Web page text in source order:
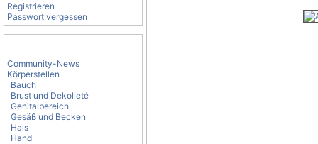
Registrieren
Passwort vergessen
Community-News
Körperstellen
Bauch
Brust und Dekolleté
Genitalbereich
Gesäß und Becken
Hals
Hand